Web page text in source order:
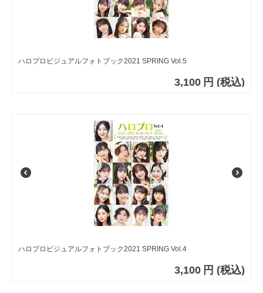
ハロプロビジュアルフォトブック2021 SPRING Vol.5
3,100 円 (税込)
ハロプロビジュアルフォトブック2021 SPRING Vol.4
3,100 円 (税込)